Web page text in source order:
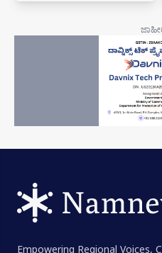
Empowering Regional Voices,